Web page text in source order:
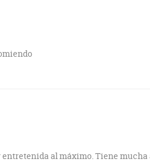
e inquietante.
entretenida al máximo. Tiene